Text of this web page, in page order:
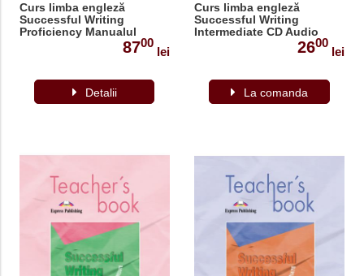
Curs limba engleză
Successful Writing
Proficiency Manualul
8700
lei
Detalii
Curs limba engleză
Successful Writing
Intermediate CD Audio
2600
lei
La comanda